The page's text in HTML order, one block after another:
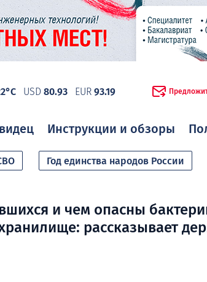
USD 80.93 EUR 93.19
Инструкции и обзоры
Год единства народов России
и чем опасны
рассказывает